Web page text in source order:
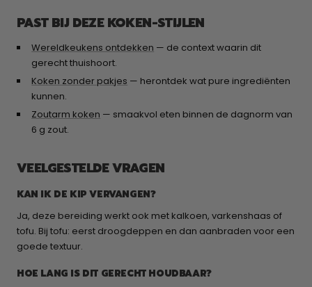
PAST BIJ DEZE KOKEN-STIJLEN
Wereldkeukens ontdekken — de context waarin dit
gerecht thuishoort.
Koken zonder pakjes — herontdek wat pure ingrediënten
kunnen.
Zoutarm koken — smaakvol eten binnen de dagnorm van
6 g zout.
VEELGESTELDE VRAGEN
KAN IK DE KIP VERVANGEN?
Ja, deze bereiding werkt ook met kalkoen, varkenshaas of
tofu. Bij tofu: eerst droogdeppen en dan aanbraden voor een
goede textuur.
HOE LANG IS DIT GERECHT HOUDBAAR?